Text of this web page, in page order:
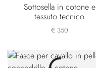
Sottosella in cotone e
tessuto tecnico
€ 350